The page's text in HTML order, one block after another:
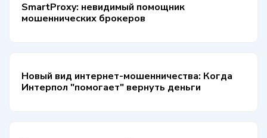
SmartProxy: невидимый помощник
мошеннических брокеров
Новый вид интернет-мошенничества: Когда
Интерпол "помогает" вернуть деньги